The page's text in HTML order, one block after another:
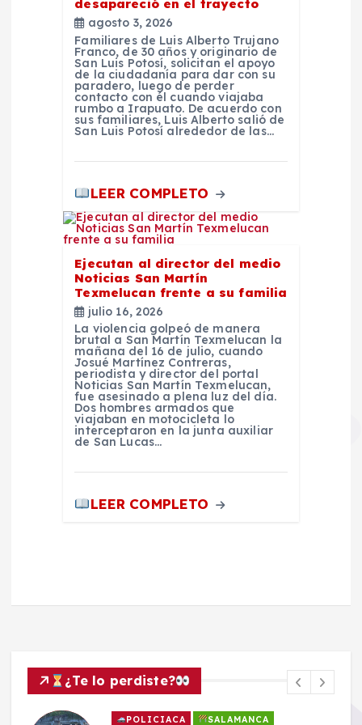
desapareció en el trayecto
agosto 3, 2026
Familiares de Luis Alberto Trujano
Franco, de 30 años y originario de
San Luis Potosí, solicitan el apoyo
de la ciudadanía para dar con su
paradero, luego de perder
contacto con él cuando viajaba
rumbo a Irapuato. De acuerdo con
sus familiares, Luis Alberto salió de
San Luis Potosí alrededor de las…
LEER COMPLETO
Ejecutan al director del medio
Noticias San Martín
Texmelucan frente a su familia
julio 16, 2026
La violencia golpeó de manera
brutal a San Martín Texmelucan la
mañana del 16 de julio, cuando
Josué Martínez Contreras,
periodista y director del portal
Noticias San Martín Texmelucan,
fue asesinado a plena luz del día.
Dos hombres armados que
viajaban en motocicleta lo
interceptaron en la junta auxiliar
de San Lucas…
LEER COMPLETO
¿Te lo perdiste?
POLICIACA SALAMANCA